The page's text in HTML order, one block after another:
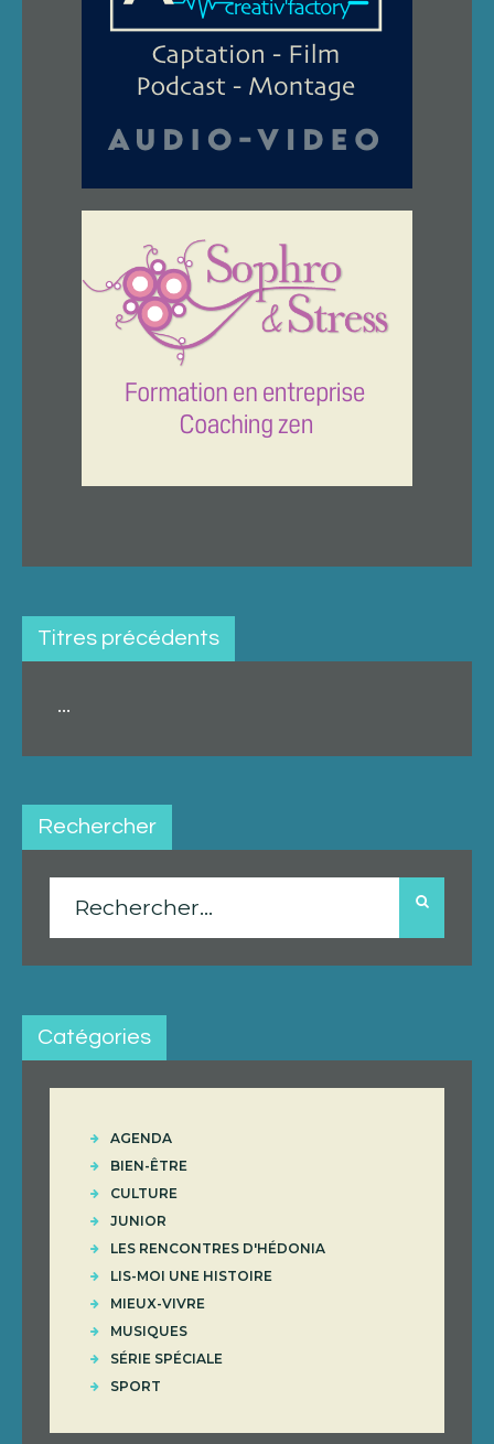
Titres précédents
...
Rechercher
Rechercher :
Catégories
AGENDA
BIEN-ÊTRE
CULTURE
JUNIOR
LES RENCONTRES D'HÉDONIA
LIS-MOI UNE HISTOIRE
MIEUX-VIVRE
MUSIQUES
SÉRIE SPÉCIALE
SPORT